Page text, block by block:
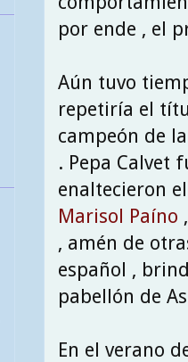
por ende , el
Aún tuvo
repetiría el
campeón de
. Pepa Calvet
enaltecieron
Marisol Paíno
, amén de
español ,
pabellón de
En el verano